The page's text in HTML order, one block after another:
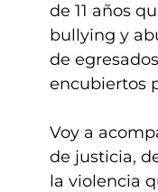
de 11 años
bullying y
de
encubiertos
Voy a
de justicia,
la violencia